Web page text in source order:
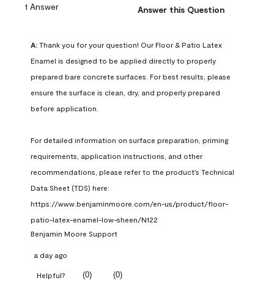
1 Answer Answer this Question
A: Thank you for your question! Our Floor & Patio Latex
Enamel is designed to be applied directly to properly
prepared bare concrete surfaces. For best results, please
ensure the surface is clean, dry, and properly prepared
before application.
For detailed information on surface preparation, priming
requirements, application instructions, and other
recommendations, please refer to the product's Technical
Data Sheet (TDS) here:
https://www.benjaminmoore.com/en-us/product/floor-
patio-latex-enamel-low-sheen/N122
Benjamin Moore Support
a day ago
Helpful? (0) (0)